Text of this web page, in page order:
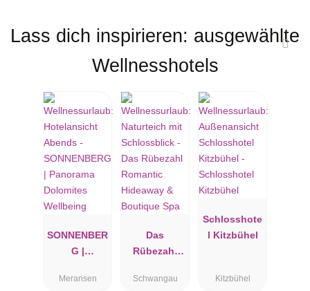
Lass dich inspirieren: ausgewählte
Wellnesshotels
SONNENBER
G |
Dolomites
Meransen
Das
Rübezahl
Hideaway &
Schwangau
Schlosshote
l Kitzbühel
Kitzbühel